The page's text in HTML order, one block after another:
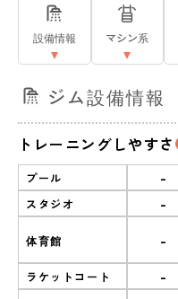
設備情報 マシン系
ジム設備情報
トレーニングしやすさ
プール -
スタジオ -
体育館 -
ラケットコート -